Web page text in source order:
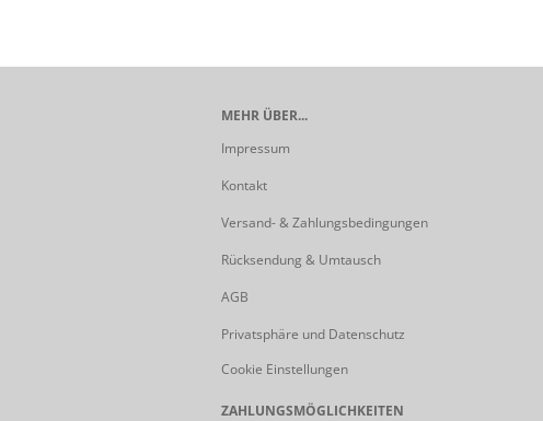
MEHR ÜBER...
Impressum
Kontakt
Versand- & Zahlungsbedingungen
Rücksendung & Umtausch
AGB
Privatsphäre und Datenschutz
Cookie Einstellungen
ZAHLUNGSMÖGLICHKEITEN